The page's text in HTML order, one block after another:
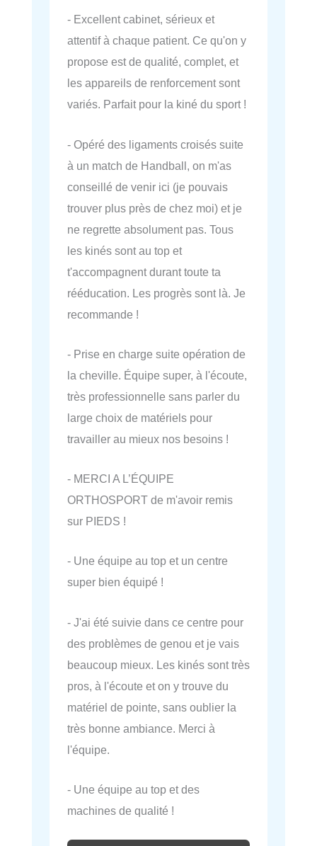
- Excellent cabinet, sérieux et
attentif à chaque patient. Ce qu'on y
propose est de qualité, complet, et
les appareils de renforcement sont
variés. Parfait pour la kiné du sport !
- Opéré des ligaments croisés suite
à un match de Handball, on m'as
conseillé de venir ici (je pouvais
trouver plus près de chez moi) et je
ne regrette absolument pas. Tous
les kinés sont au top et
t'accompagnent durant toute ta
rééducation. Les progrès sont là. Je
recommande !
- Prise en charge suite opération de
la cheville. Équipe super, à l'écoute,
très professionnelle sans parler du
large choix de matériels pour
travailler au mieux nos besoins !
- MERCI A L’ÉQUIPE
ORTHOSPORT de m'avoir remis
sur PIEDS !
- Une équipe au top et un centre
super bien équipé !
- J'ai été suivie dans ce centre pour
des problèmes de genou et je vais
beaucoup mieux. Les kinés sont très
pros, à l'écoute et on y trouve du
matériel de pointe, sans oublier la
très bonne ambiance. Merci à
l'équipe.
- Une équipe au top et des
machines de qualité !